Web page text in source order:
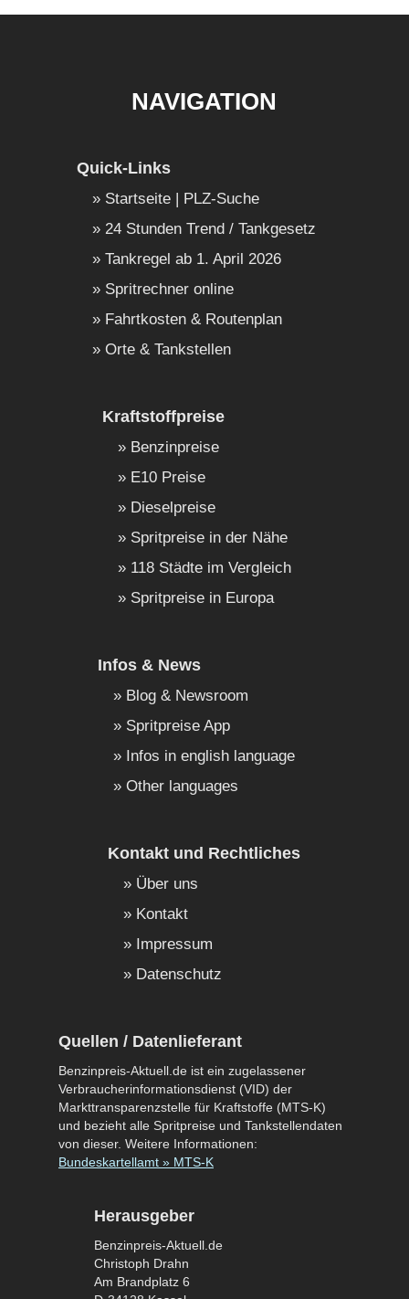
NAVIGATION
Quick-Links
Startseite | PLZ-Suche
24 Stunden Trend / Tankgesetz
Tankregel ab 1. April 2026
Spritrechner online
Fahrtkosten & Routenplan
Orte & Tankstellen
Kraftstoffpreise
Benzinpreise
E10 Preise
Dieselpreise
Spritpreise in der Nähe
118 Städte im Vergleich
Spritpreise in Europa
Infos & News
Blog & Newsroom
Spritpreise App
Infos in english language
Other languages
Kontakt und Rechtliches
Über uns
Kontakt
Impressum
Datenschutz
Quellen / Datenlieferant
Benzinpreis-Aktuell.de ist ein zugelassener
Verbraucherinformationsdienst (VID) der
Markttransparenzstelle für Kraftstoffe (MTS-K)
und bezieht alle Spritpreise und Tankstellendaten
von dieser. Weitere Informationen:
Bundeskartellamt » MTS-K
Herausgeber
Benzinpreis-Aktuell.de
Christoph Drahn
Am Brandplatz 6